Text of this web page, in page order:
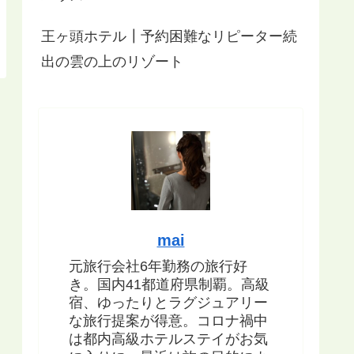
王ヶ頭ホテル┃予約困難なリピーター続
出の雲の上のリゾート
mai
元旅行会社6年勤務の旅行好
き。国内41都道府県制覇。高級
宿、ゆったりとラグジュアリー
な旅行提案が得意。コロナ禍中
は都内高級ホテルステイがお気